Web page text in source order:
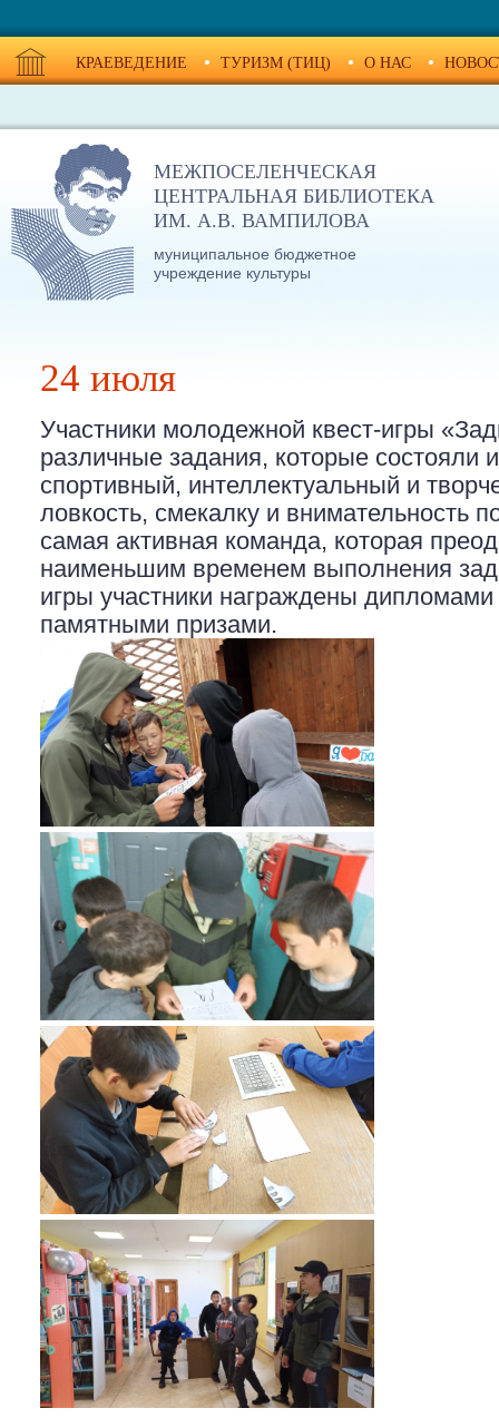
КРАЕВЕДЕНИЕ ТУРИЗМ (ТИЦ) О НАС
МЕЖПОСЕЛЕНЧЕСКАЯ
ЦЕНТРАЛЬНАЯ БИБЛИОТЕКА
ИМ. А.В. ВАМПИЛОВА
муниципальное бюджетное
учреждение культуры
24 июля
Участники молодежной квест-игры
различные задания, которые состояли
спортивный, интеллектуальный и
ловкость, смекалку и внимательность
самая активная команда, которая
наименьшим временем выполнения
игры участники награждены
памятными призами.